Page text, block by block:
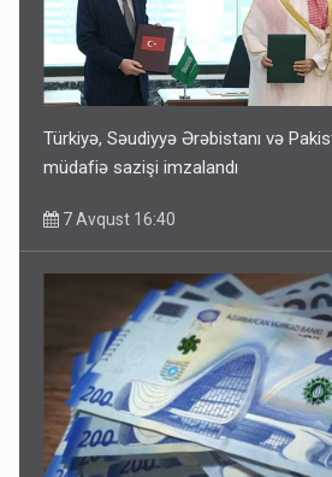
Türkiyə, Səudiyyə Ərəbistanı və
müdafiə sazişi imzalandı
7 Avqust 16:40